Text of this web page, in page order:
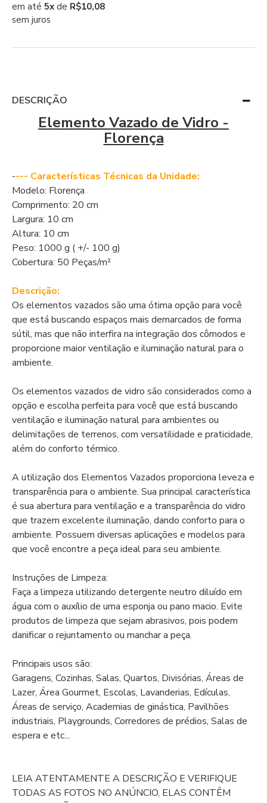
em até 5x de R$10,08
sem juros
DESCRIÇÃO
Elemento Vazado de Vidro -
Florença
---- Características Técnicas da Unidade:
Modelo: Florença
Comprimento: 20 cm
Largura: 10 cm
Altura: 10 cm
Peso: 1000 g ( +/- 100 g)
Cobertura: 50 Peças/m²
Descrição:
Os elementos vazados são uma ótima opção para você
que está buscando espaços mais demarcados de forma
sútil, mas que não interfira na integração dos cômodos e
proporcione maior ventilação e iluminação natural para o
ambiente.
Os elementos vazados de vidro são considerados como a
opção e escolha perfeita para você que está buscando
ventilação e iluminação natural para ambientes ou
delimitações de terrenos, com versatilidade e praticidade,
além do conforto térmico.
A utilização dos Elementos Vazados proporciona leveza e
transparência para o ambiente. Sua principal característica
é sua abertura para ventilação e a transparência do vidro
que trazem excelente iluminação, dando conforto para o
ambiente. Possuem diversas aplicações e modelos para
que você encontre a peça ideal para seu ambiente.
Instruções de Limpeza:
Faça a limpeza utilizando detergente neutro diluído em
água com o auxílio de uma esponja ou pano macio. Evite
produtos de limpeza que sejam abrasivos, pois podem
danificar o rejuntamento ou manchar a peça.
Principais usos são:
Garagens, Cozinhas, Salas, Quartos, Divisórias, Áreas de
Lazer, Área Gourmet, Escolas, Lavanderias, Edículas,
Áreas de serviço, Academias de ginástica, Pavilhões
industriais, Playgrounds, Corredores de prédios, Salas de
espera e etc...
LEIA ATENTAMENTE A DESCRIÇÃO E VERIFIQUE
TODAS AS FOTOS NO ANÚNCIO, ELAS CONTÊM